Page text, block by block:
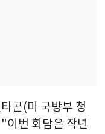
곤(미 국방부 청
이번 회담은 작년